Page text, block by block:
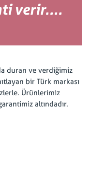
verir....
duran ve verdiğimiz
bir Türk markası
Ürünlerimiz
altındadır.